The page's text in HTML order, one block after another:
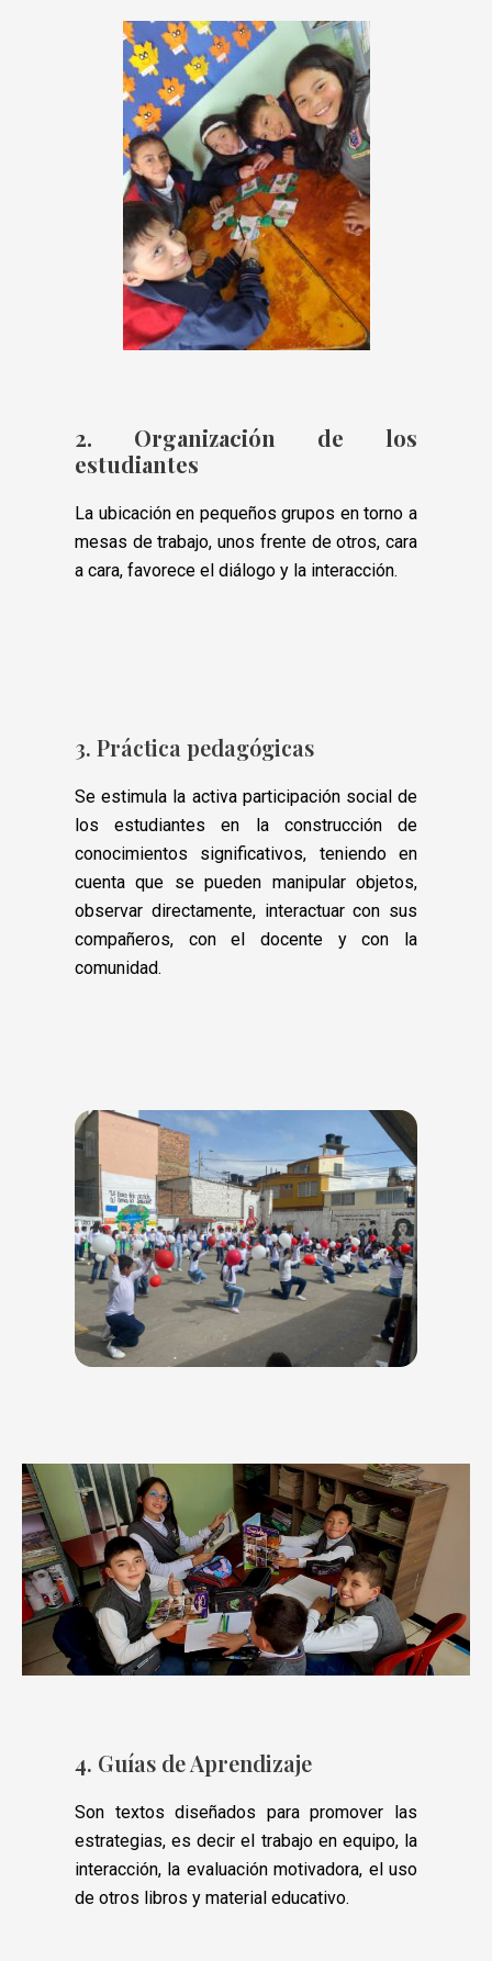
2. Organización de los
estudiantes
La ubicación en pequeños grupos en torno a
mesas de trabajo, unos frente de otros, cara
a cara, favorece el diálogo y la interacción.
3. Práctica pedagógicas
Se estimula la activa participación social de
los estudiantes en la construcción de
conocimientos significativos, teniendo en
cuenta que se pueden manipular objetos,
observar directamente, interactuar con sus
compañeros, con el docente y con la
comunidad.
4. Guías de Aprendizaje
Son textos diseñados para promover las
estrategias, es decir el trabajo en equipo, la
interacción, la evaluación motivadora, el uso
de otros libros y material educativo.